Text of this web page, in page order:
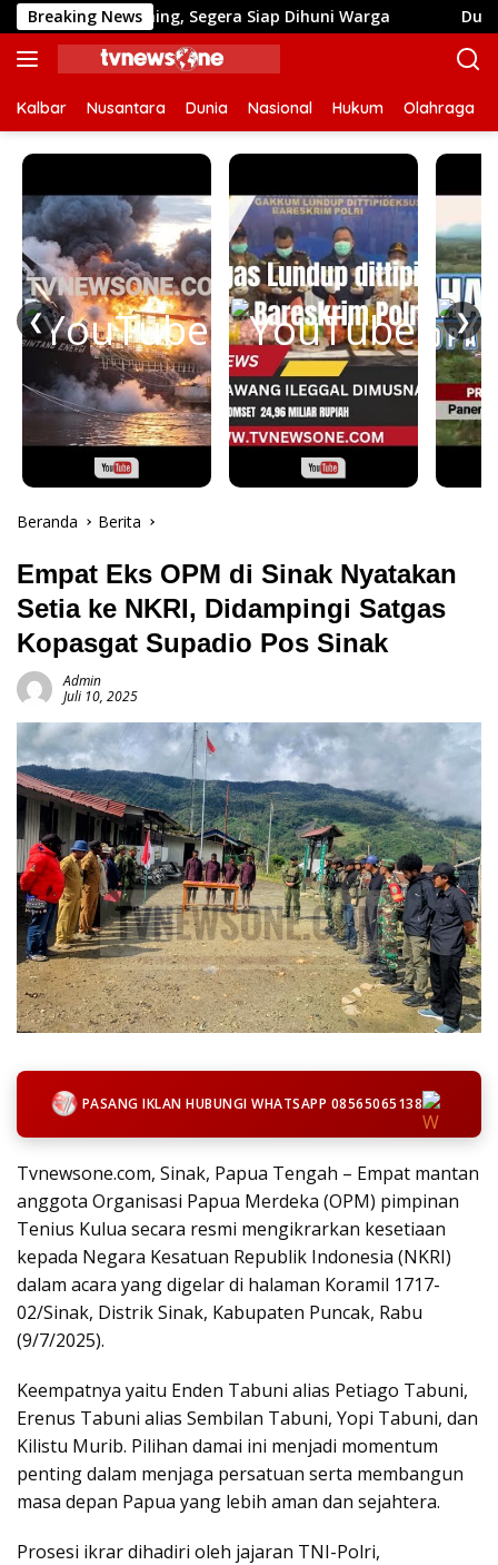
Langsung
ke
konten
Breaking News
Finishing, Segera Siap Dihuni Warga Dulu Sulit Air
Kalbar Nusantara Dunia Nasional Hukum Olahraga
❮ ❯
Beranda Berita
Empat Eks OPM di Sinak Nyatakan
Setia ke NKRI, Didampingi Satgas
Kopasgat Supadio Pos Sinak
Admin
Juli 10, 2025
PASANG IKLAN HUBUNGI WHATSAPP 08565065138
Tvnewsone.com, Sinak, Papua Tengah – Empat mantan
anggota Organisasi Papua Merdeka (OPM) pimpinan
Tenius Kulua secara resmi mengikrarkan kesetiaan
kepada Negara Kesatuan Republik Indonesia (NKRI)
dalam acara yang digelar di halaman Koramil 1717-
02/Sinak, Distrik Sinak, Kabupaten Puncak, Rabu
(9/7/2025).
Keempatnya yaitu Enden Tabuni alias Petiago Tabuni,
Erenus Tabuni alias Sembilan Tabuni, Yopi Tabuni, dan
Kilistu Murib. Pilihan damai ini menjadi momentum
penting dalam menjaga persatuan serta membangun
masa depan Papua yang lebih aman dan sejahtera.
Prosesi ikrar dihadiri oleh jajaran TNI-Polri,